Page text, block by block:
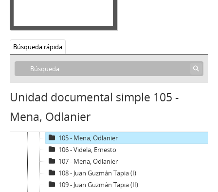
Búsqueda rápida
Unidad documental simple 105 -
Mena, Odlanier
96 - Boeninger, Edgardo
97 - Bitar, Sergio
98 - Chonchol, Jacques
99 - Molina Silva, Sergio
101 - Mena, Odlanier
102 - Silva Cimma, Enrique
103 - Mena, Odlanier
105 - Mena, Odlanier
106 - Videla, Ernesto
107 - Mena, Odlanier
108 - Juan Guzmán Tapia (I)
109 - Juan Guzmán Tapia (II)